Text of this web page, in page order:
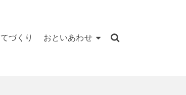
てづくり おといあわせ